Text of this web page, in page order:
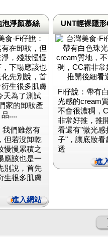
泡淨顏慕絲
我們雖然有
但若沒卸乾
慢慢累積之
應該也是一
別說，首先
生很多肌膚
進入網站
UNT輕裸隱
Fi仔說：帶有
光感的cream
不會很濃稠，
非常好推，推
看還有"微光感
子"，讓底妝看
透
進